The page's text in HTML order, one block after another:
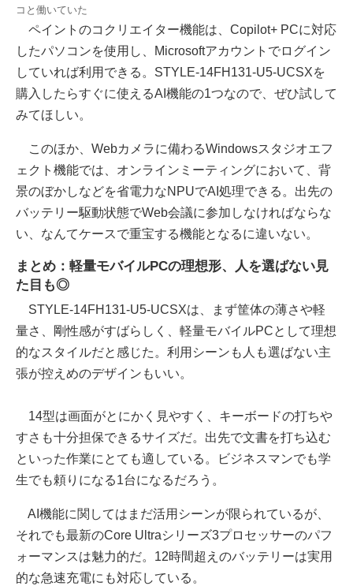
コと働いていた
ペイントのコクリエイター機能は、Copilot+ PCに対応
したパソコンを使用し、Microsoftアカウントでログイン
していれば利用できる。STYLE-14FH131-U5-UCSXを
購入したらすぐに使えるAI機能の1つなので、ぜひ試して
みてほしい。
このほか、Webカメラに備わるWindowsスタジオエフ
ェクト機能では、オンラインミーティングにおいて、背
景のぼかしなどを省電力なNPUでAI処理できる。出先の
バッテリー駆動状態でWeb会議に参加しなければならな
い、なんてケースで重宝する機能となるに違いない。
まとめ：軽量モバイルPCの理想形、人を選ばない見
た目も◎
STYLE-14FH131-U5-UCSXは、まず筐体の薄さや軽
量さ、剛性感がすばらしく、軽量モバイルPCとして理想
的なスタイルだと感じた。利用シーンも人も選ばない主
張が控えめのデザインもいい。
14型は画面がとにかく見やすく、キーボードの打ちや
すさも十分担保できるサイズだ。出先で文書を打ち込む
といった作業にとても適している。ビジネスマンでも学
生でも頼りになる1台になるだろう。
AI機能に関してはまだ活用シーンが限られているが、
それでも最新のCore Ultraシリーズ3プロセッサーのパフ
ォーマンスは魅力的だ。12時間超えのバッテリーは実用
的な急速充電にも対応している。